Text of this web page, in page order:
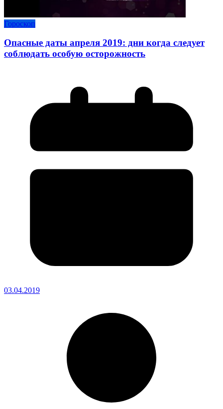
Гороскоп
Опасные даты апреля 2019: дни когда следует
соблюдать особую осторожность
03.04.2019